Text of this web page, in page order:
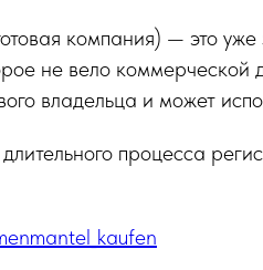
компания) — это
не вело коммерческой
владельца и может
процесса